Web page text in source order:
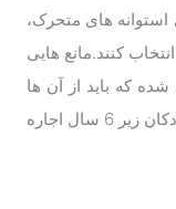
استوانه های متحرک،
کنند.مانع هایی
که باید از آن ها
عبور کنید تا بازی تمام شود. ناگفته نماند کودکان زیر 6 سال اجاره